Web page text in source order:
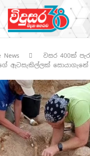
News
වසර 400ක්
ඇටසැකිල්ලක් සොයාගැනේ